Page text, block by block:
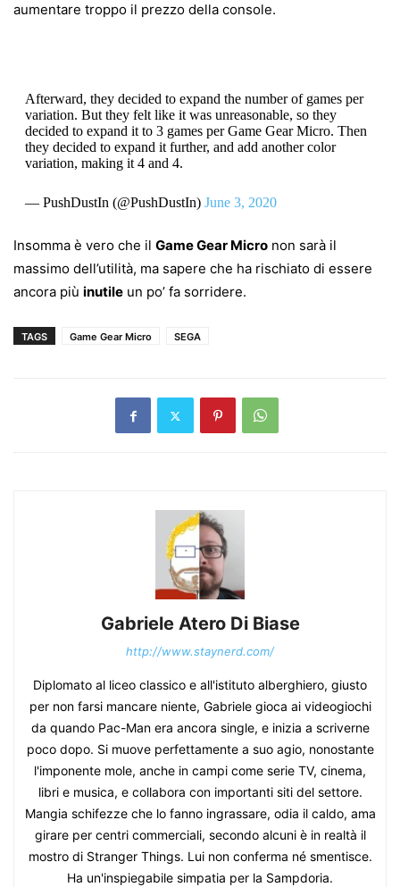
aumentare troppo il prezzo della console.
Afterward, they decided to expand the number of games per
variation. But they felt like it was unreasonable, so they
decided to expand it to 3 games per Game Gear Micro. Then
they decided to expand it further, and add another color
variation, making it 4 and 4.
— PushDustIn (@PushDustIn) June 3, 2020
Insomma è vero che il Game Gear Micro non sarà il
massimo dell’utilità, ma sapere che ha rischiato di essere
ancora più inutile un po’ fa sorridere.
TAGS Game Gear Micro SEGA
Gabriele Atero Di Biase
http://www.staynerd.com/
Diplomato al liceo classico e all'istituto alberghiero, giusto
per non farsi mancare niente, Gabriele gioca ai videogiochi
da quando Pac-Man era ancora single, e inizia a scriverne
poco dopo. Si muove perfettamente a suo agio, nonostante
l'imponente mole, anche in campi come serie TV, cinema,
libri e musica, e collabora con importanti siti del settore.
Mangia schifezze che lo fanno ingrassare, odia il caldo, ama
girare per centri commerciali, secondo alcuni è in realtà il
mostro di Stranger Things. Lui non conferma né smentisce.
Ha un'inspiegabile simpatia per la Sampdoria.